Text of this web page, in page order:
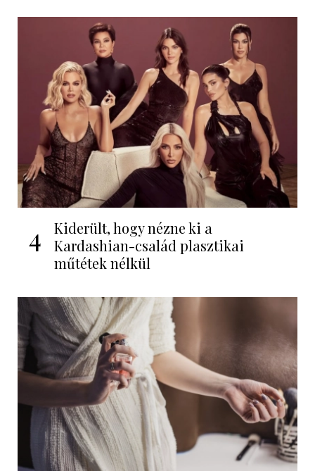
4
Kiderült, hogy nézne ki a
Kardashian-család plasztikai
műtétek nélkül